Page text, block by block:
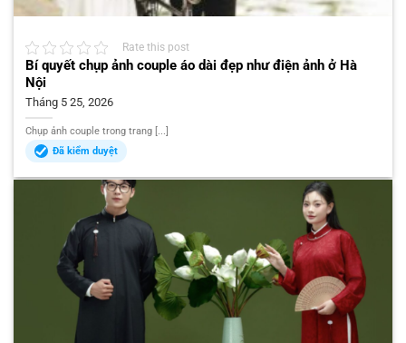
Rate this post
Bí quyết chụp ảnh couple áo dài đẹp như điện ảnh ở Hà
Nội
Tháng 5 25, 2026
Chụp ảnh couple trong trang [...]
Đã kiểm duyệt